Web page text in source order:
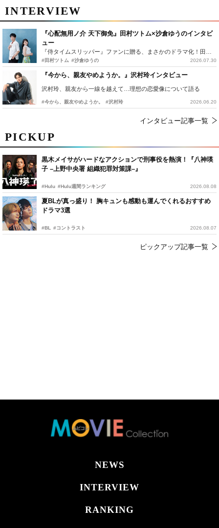
PICKUP
黒木メイサがハードなアクションで刑事役を熱演！『八神瑛
子 –上野中央署 組織犯罪対策課–』
#Hulu #Hulu週間ランキング 2026.08.08
夏BLが真っ盛り！ 胸キュンも感動も運んでくれるおすすめ
ドラマ3選
#BL #コントラスト 2026.08.07
ピックアップ記事一覧
INTERVIEW
『心配無用ノ介 天下御免』田村ツトム×沙倉ゆうのインタビ
ュー
『侍タイムスリッパー』ファンに贈る、まさかのドラマ化！田村ツトム×沙倉ゆうのが語る『心配無用ノ介』撮影秘話
#田村ツトム #沙倉ゆうの 2026.07.30
『今から、親友やめようか。』沢村玲インタビュー
沢村玲、親友から一線を越えて…理想の恋愛像について語る
#今から、親友やめようか。 #沢村玲 2026.06.20
インタビュー記事一覧
NEWS
INTERVIEW
RANKING